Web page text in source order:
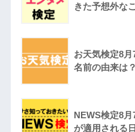
きた予想外な
お天気検定8月
名前の由来は？
NEWS検定8月
が適用される